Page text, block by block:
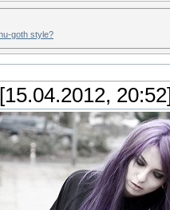
goth style?
[15.04.2012,